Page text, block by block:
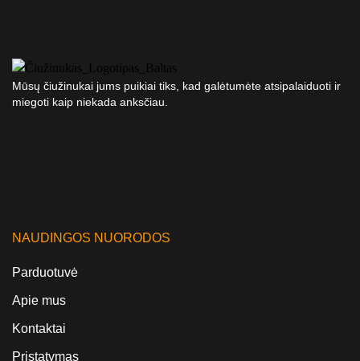
Mūsų čiužinukai jums puikiai tiks, kad galėtumėte atsipalaiduoti ir
miegoti kaip niekada anksčiau.
NAUDINGOS NUORODOS
Parduotuvė
Apie mus
Kontaktai
Pristatymas